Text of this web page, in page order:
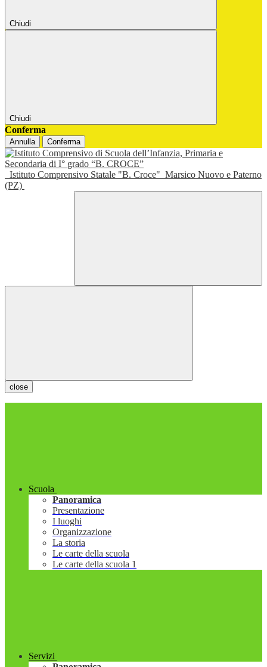
Chiudi
Chiudi
Conferma
Annulla Conferma
Istituto Comprensivo Statale "B. Croce" Marsico Nuovo e Paterno
(PZ)
close
Scuola
Panoramica
Presentazione
I luoghi
Organizzazione
La storia
Le carte della scuola
Le carte della scuola 1
Servizi